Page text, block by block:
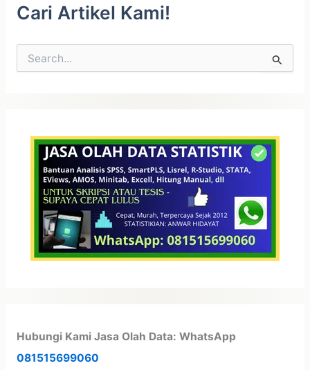
Cari Artikel Kami!
Hubungi Kami Jasa Olah Data: WhatsApp
081515699060